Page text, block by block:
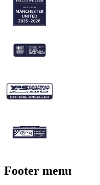
Footer menu